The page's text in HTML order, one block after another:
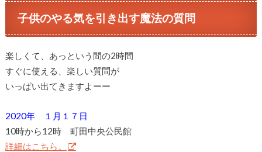
子供のやる気を引き出す魔法の質問
楽しくて、あっという間の2時間
すぐに使える、楽しい質問が
いっぱい出てきますよーー
2020年 １月１７日
10時から12時 町田中央公民館
詳細はこちら。